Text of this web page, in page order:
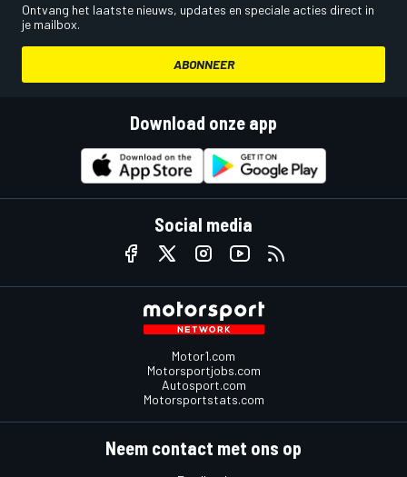
Ontvang het laatste nieuws, updates en speciale acties direct in
je mailbox.
ABONNEER
Download onze app
Social media
Motor1.com
Motorsportjobs.com
Autosport.com
Motorsportstats.com
Neem contact met ons op